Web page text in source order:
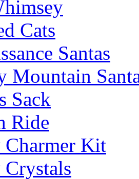
Cats
Santas
Mountain
Sack
Ride
Charmer Kit
Crystals